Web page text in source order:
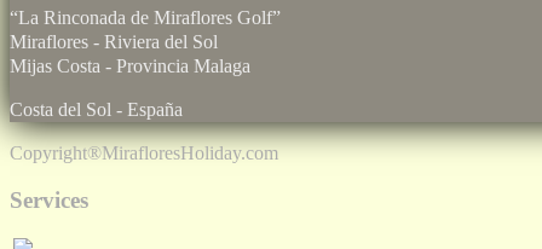
“La Rinconada de Miraflores Golf”
Miraflores - Riviera del Sol
Mijas Costa - Provincia Malaga
Costa del Sol - España
Copyright®MirafloresHoliday.com
Services